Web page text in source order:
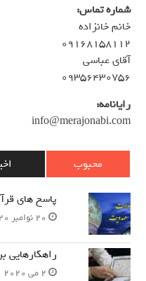
شماره تماس:
خانم خانزاده
۰۹۱۶۸۱۵۸۱۱۲
آقای عباسی
۰۹۳۵۶۴۳۰۷۵۶
رایانامه:
info@merajonabi.com
محبوب
پاسخ های
20 نوامبر 2020
راهکارهایی
2 می 2020